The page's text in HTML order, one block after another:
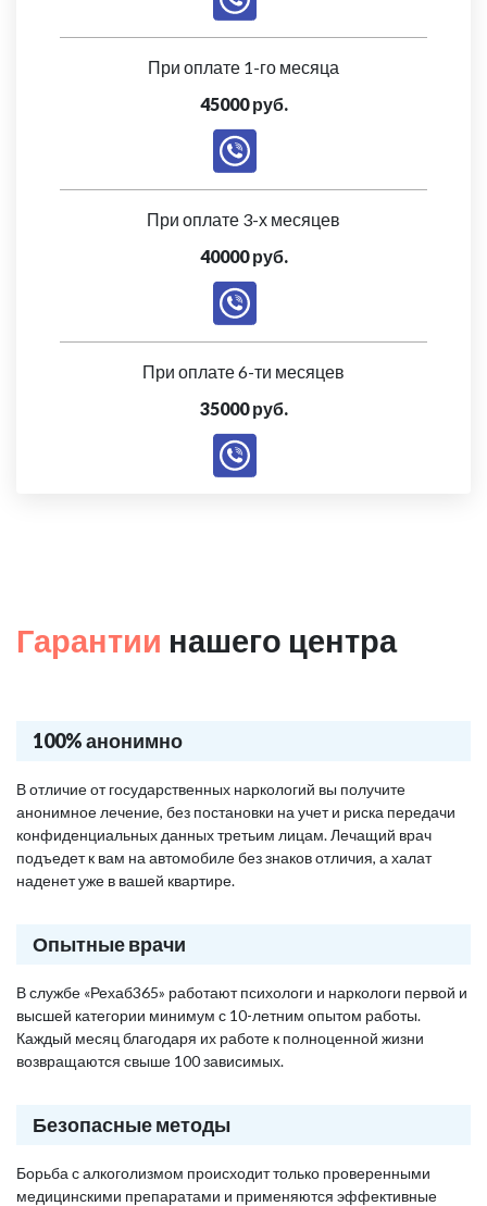
При оплате 1-го месяца
45000 руб.
При оплате 3-х месяцев
40000 руб.
При оплате 6-ти месяцев
35000 руб.
Гарантии нашего центра
100% анонимно
В отличие от государственных наркологий вы получите
анонимное лечение, без постановки на учет и риска передачи
конфиденциальных данных третьим лицам. Лечащий врач
подъедет к вам на автомобиле без знаков отличия, а халат
наденет уже в вашей квартире.
Опытные врачи
В службе «Рехаб365» работают психологи и наркологи первой и
высшей категории минимум с 10-летним опытом работы.
Каждый месяц благодаря их работе к полноценной жизни
возвращаются свыше 100 зависимых.
Безопасные методы
Борьба с алкоголизмом происходит только проверенными
медицинскими препаратами и применяются эффективные